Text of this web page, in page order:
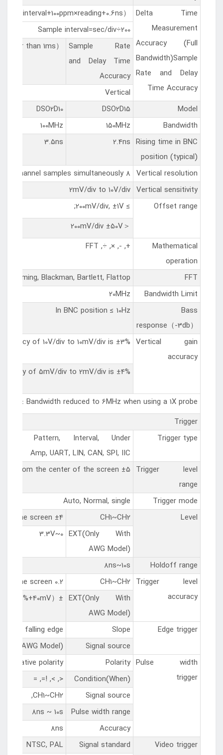
Delta Time
Measurement
Accuracy (Full
Bandwidth)Sample
Rate and Delay
Time Accuracy
interval+100ppm×reading+0.6ns）
Sample interval=sec/div÷200
Sample Rate
and Delay Time
Accuracy
than 1ms）
Vertical
Model
DSO2D15
DSO2D10
Bandwidth
150MHz
100MHz
Rising time in BNC
position (typical)
2.4ns
3.5ns
Vertical resolution
8 bits resolution, each channel samples simultaneously
Vertical sensitivity
2mV/div to 10V/div
Offset range
≥ 200mV/div, ±1V;
＜200mV/div ±50V
Mathematical
operation
+, -, ×, ÷, FFT
FFT
Hamming, Blackman, Bartlett, Flattop
Bandwidth Limit
20MHz
Bass
response（-3db）
In BNC position ≤ 10Hz
Vertical gain
accuracy
of 10V/div to 10mV/div is ±3%;
of 5mV/div to 2mV/div is ±4%
Note: Bandwidth reduced to 6MHz when using a 1X probe
Trigger
Trigger type
Pattern, Interval, Under
Amp, UART, LIN, CAN, SPI, IIC
Trigger level
range
±5 divisions from the center of the screen
Trigger mode
Auto, Normal, single
Level
CH1~CH2
±4 divisions from the center of the screen
EXT(Only With
AWG Model)
0~3.3V
Holdoff range
8ns~10s
Trigger level
accuracy
CH1~CH2
0.2 div×volts/div within ±4 divisions from the center of the screen
EXT(Only With
AWG Model)
±（Set value× 6%+40mV）
Edge trigger
Slope
or falling edge
Signal source
With AWG Model)
Pulse width
trigger
Polarity
negative polarity
Condition(When)
<, >, !=, =
Signal source
CH1~CH2,
Pulse width range
8ns ~ 10s
Accuracy
8ns
Video trigger
Signal standard
NTSC, PAL